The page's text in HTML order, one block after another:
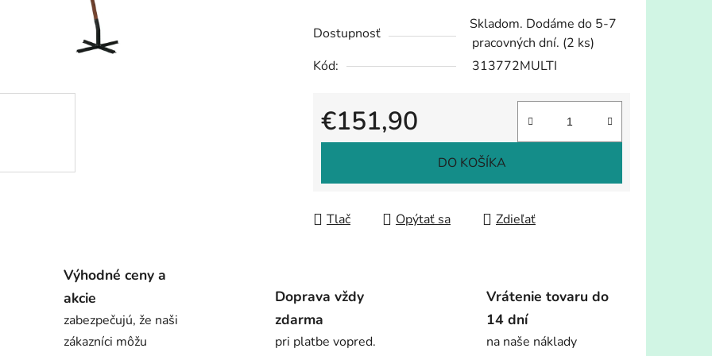
je
z
hviezdičiek.
Dostupnosť
Skladom. Dodáme do 5-7
pracovných dní. (2 ks)
Kód:
313772MULTI
€151,90
Jednotková cena:
DO KOŠÍKA
Tlač Opýtať sa Zdieľať
Výhodné ceny a
akcie
zabezpečujú, že naši
zákazníci môžu
Doprava vždy
zdarma
pri platbe vopred.
Vrátenie tovaru do
14 dní
na naše náklady